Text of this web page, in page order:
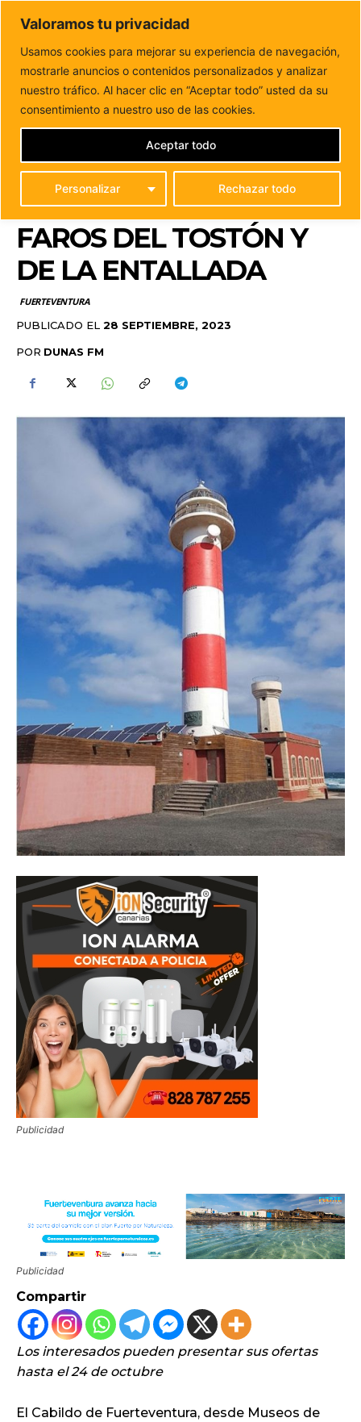
Valoramos tu privacidad
Usamos cookies para mejorar su experiencia de navegación,
mostrarle anuncios o contenidos personalizados y analizar
nuestro tráfico. Al hacer clic en “Aceptar todo” usted da su
consentimiento a nuestro uso de las cookies.
Personalizar Rechazar todo
Aceptar todo
DUNAS FM
Tu informacion de forma cercana
Inicio FUERTEVENTURA
El Cabildo saca a licitación la
concesión de la cafetería de los...
EL CABILDO SACA A
LICITACIÓN LA
CONCESIÓN DE LA
CAFETERÍA DE LOS
FAROS DEL TOSTÓN Y
DE LA ENTALLADA
FUERTEVENTURA
PUBLICADO EL 28 SEPTIEMBRE, 2023
POR DUNAS FM
Publicidad
Publicidad
Compartir
Los interesados pueden presentar sus ofertas
hasta el 24 de octubre
El Cabildo de Fuerteventura, desde Museos de